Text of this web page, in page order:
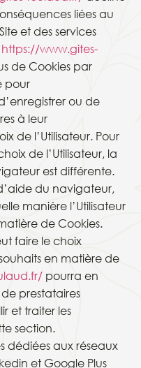
liées au
et des services
https://www.gites-
de Cookies par
pour
ou de
à leur
de l’Utilisateur. Pour
de l’Utilisateur, la
est différente.
du navigateur,
manière l’Utilisateur
de Cookies.
faire le choix
en matière de
pourra en
prestataires
et traiter les
section.
dédiées aux réseaux
et Google Plus